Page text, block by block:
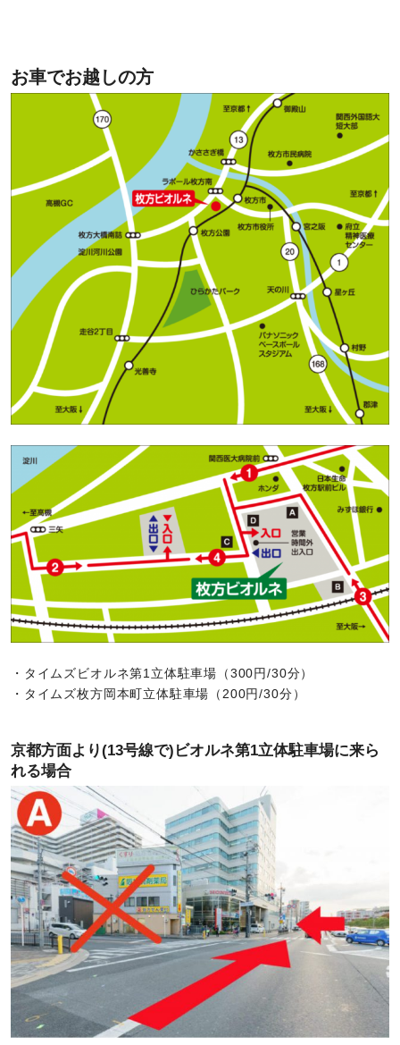
お車でお越しの方
・タイムズビオルネ第1立体駐車場（300円/30分）
・タイムズ枚方岡本町立体駐車場（200円/30分）
京都方面より(13号線で)ビオルネ第1立体駐車場に来ら
れる場合